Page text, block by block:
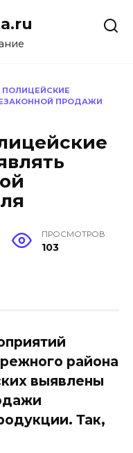
ПРОДАЖИ
ПРОСМОТРОВ
103
района
выявлены
Так,